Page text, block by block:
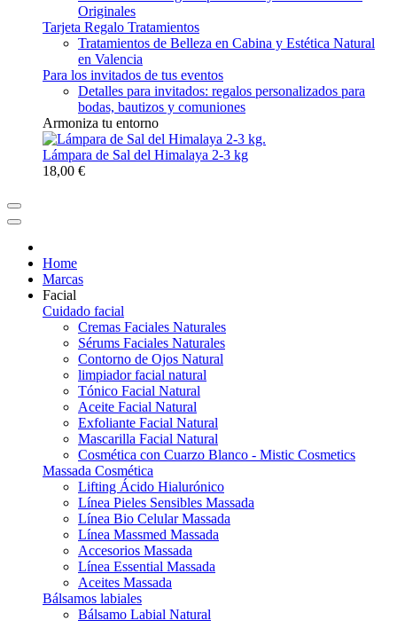
Originales
Tarjeta Regalo Tratamientos
Tratamientos de Belleza en Cabina y Estética Natural
en Valencia
Para los invitados de tus eventos
Detalles para invitados: regalos personalizados para
bodas, bautizos y comuniones
Armoniza tu entorno
Lámpara de Sal del Himalaya 2-3 kg
18,00 €
Home
Marcas
Facial
Cuidado facial
Cremas Faciales Naturales
Sérums Faciales Naturales
Contorno de Ojos Natural
limpiador facial natural
Tónico Facial Natural
Aceite Facial Natural
Exfoliante Facial Natural
Mascarilla Facial Natural
Cosmética con Cuarzo Blanco - Mistic Cosmetics
Massada Cosmética
Lifting Ácido Hialurónico
Línea Pieles Sensibles Massada
Línea Bio Celular Massada
Línea Massmed Massada
Accesorios Massada
Línea Essential Massada
Aceites Massada
Bálsamos labiales
Bálsamo Labial Natural